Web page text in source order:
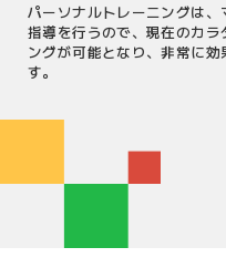
パーソナルトレーニングは
指導を行うので、現在のカ
ングが可能となり、非常に
す。